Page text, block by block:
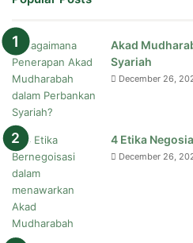
Akad
Syariah
December 26,
4 Etika
December 26,